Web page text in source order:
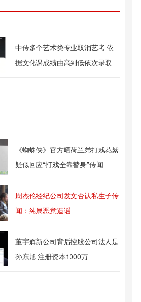
中传多个艺术类专业取消艺考 依
据文化课成绩由高到低依次录取
《蜘蛛侠》官方晒荷兰弟打戏花絮
疑似回应“打戏全靠替身”传闻
周杰伦经纪公司发文否认私生子传
闻：纯属恶意造谣
董宇辉新公司背后控股公司法人是
孙东旭 注册资本1000万